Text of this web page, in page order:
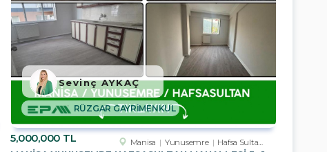
5,000,000 TL Manisa Yunusemre Hafsa Sultan Mah.
RÜZGAR GAYRİMENKUL
Sevinç AYKAÇ